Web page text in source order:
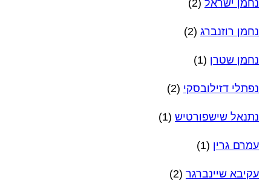
נחמן ישראל (2)
נחמן רוזנברג (2)
נחמן שטרן (1)
נפתלי דזילובסקי (2)
נתנאל שישפורטיש (1)
עמרם גרין (1)
עקיבא שיינברגר (2)